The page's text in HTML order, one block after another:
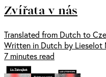
Zvířata v nás
Translated from Dutch to
Written in Dutch by Lieselot
7 minutes read